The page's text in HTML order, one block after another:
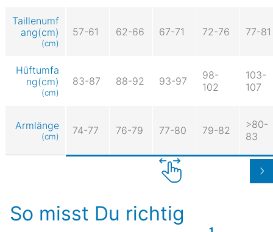
Taillenumf
ang(cm)
(cm)
57-61 62-66 67-71 72-76 77-81
Hüftumfa
ng(cm)
(cm)
83-87 88-92 93-97
98-
102
103-
107
Armlänge
(cm) 74-77 76-79 77-80 79-82
>80-
83
So misst Du richtig